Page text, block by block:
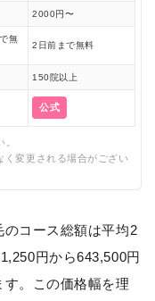
2000円〜
無
2日前まで無料
150院以上
公式
変更される場合がござい
コース総額は平均2
円から643,500円
。この価格幅を理